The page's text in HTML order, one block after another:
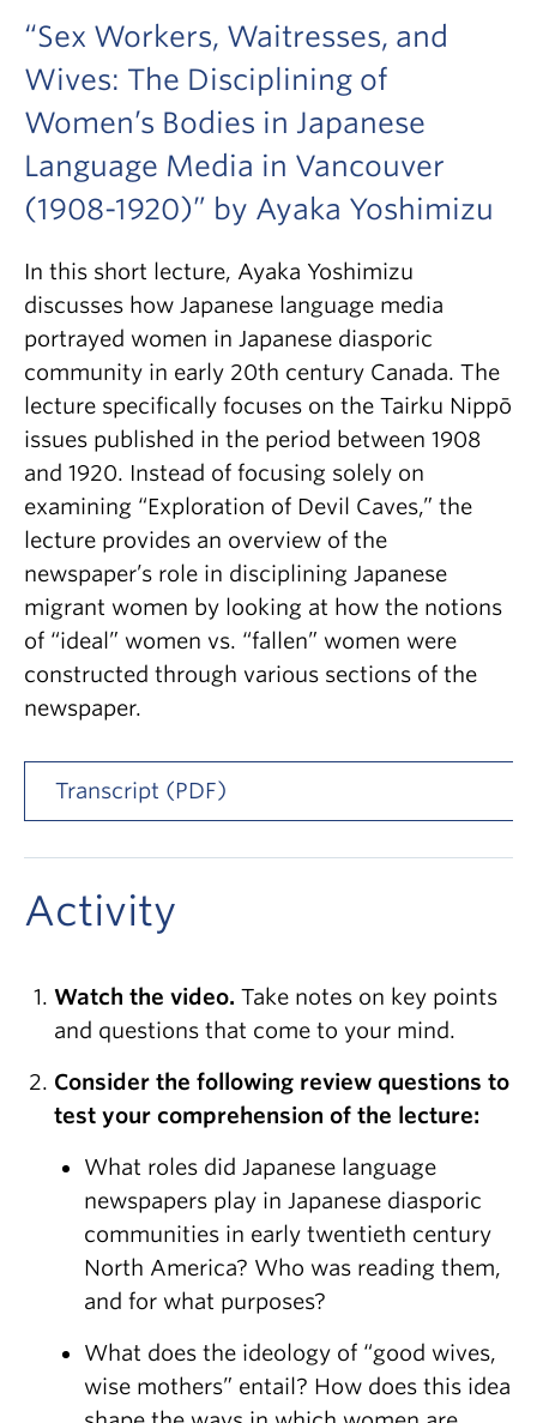
“Sex Workers, Waitresses, and
Wives: The Disciplining of
Women’s Bodies in Japanese
Language Media in Vancouver
(1908-1920)” by Ayaka Yoshimizu
In this short lecture, Ayaka Yoshimizu
discusses how Japanese language media
portrayed women in Japanese diasporic
community in early 20th century Canada. The
lecture specifically focuses on the Tairku Nippō
issues published in the period between 1908
and 1920. Instead of focusing solely on
examining “Exploration of Devil Caves,” the
lecture provides an overview of the
newspaper’s role in disciplining Japanese
migrant women by looking at how the notions
of “ideal” women vs. “fallen” women were
constructed through various sections of the
newspaper.
Transcript (PDF)
Activity
Watch the video. Take notes on key points
and questions that come to your mind.
Consider the following review questions to
test your comprehension of the lecture:
What roles did Japanese language
newspapers play in Japanese diasporic
communities in early twentieth century
North America? Who was reading them,
and for what purposes?
What does the ideology of “good wives,
wise mothers” entail? How does this idea